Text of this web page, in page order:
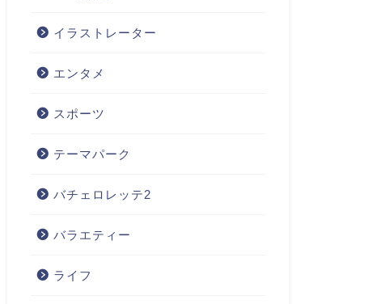
イラストレーター
エンタメ
スポーツ
テーマパーク
バチェロレッテ2
バラエティー
ライフ